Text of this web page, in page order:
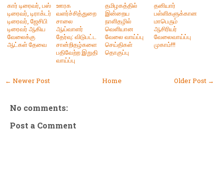
கார் டிரைவர், பஸ்
டிரைவர், டிராக்டர்
டிரைவர், ஜேசிபி
டிரைவர் ஆகிய
வேலைக்கு
ஆட்கள் தேவை
ஊரக
வளர்ச்சித்துறை
சாலை
ஆய்வாளர்
தேர்வு: விடுபட்ட
சான்றிதழ்களை
பதிவேற்ற இறுதி
வாய்ப்பு
தமிழகத்தில்
இன்றைய
நாளிதழில்
வெளியான
வேலை வாய்ப்பு
செய்திகள்
தொகுப்பு
தனியார்
பள்ளிகளுக்கான
மாபெரும்
ஆசிரியர்
வேலைவாய்ப்பு
முகாம்!!!
← Newer Post Older Post →
Home
No comments:
Post a Comment